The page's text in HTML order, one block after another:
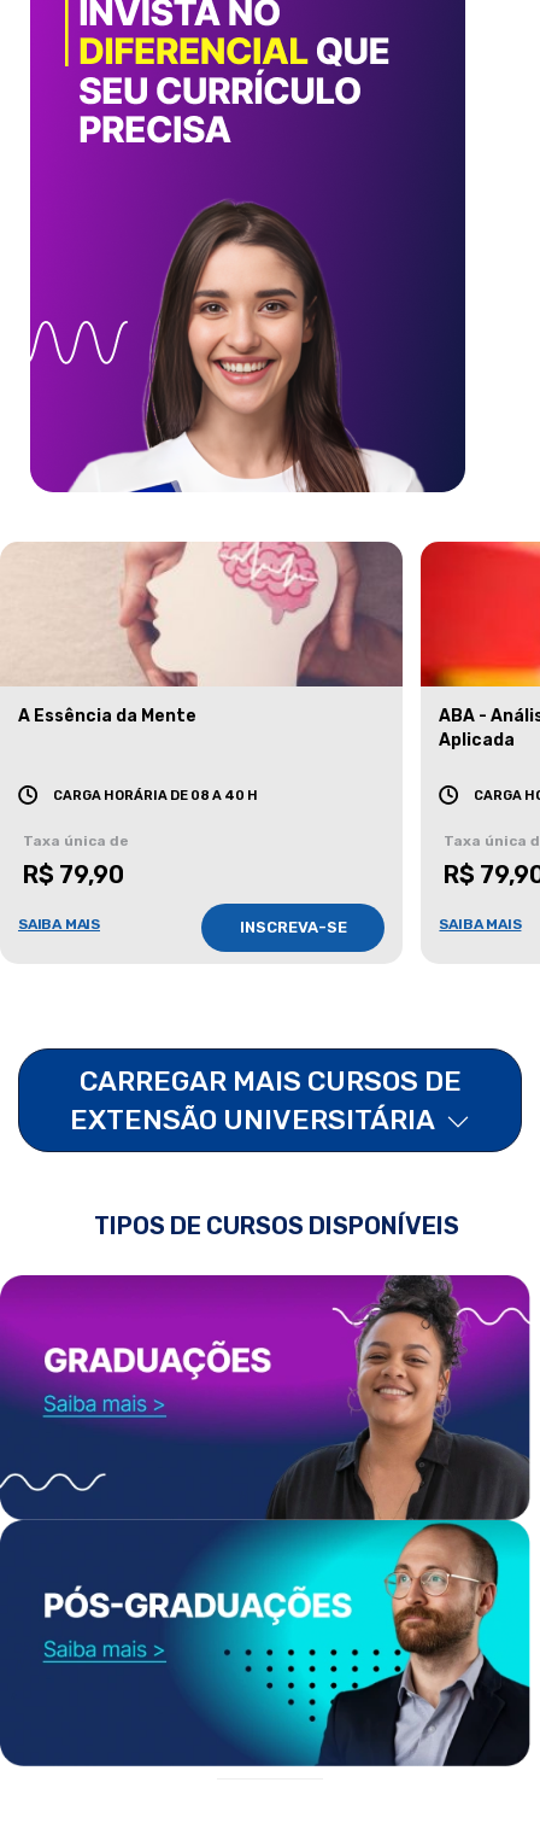
A Essência da Mente
CARGA HORÁRIA DE 08 A 40 H
Taxa única de
R$ 79,90
SAIBA MAIS INSCREVA-SE
ABA -
Aplicada
CARGA
Taxa única
R$
SAIBA MAIS
CARREGAR MAIS CURSOS DE
EXTENSÃO UNIVERSITÁRIA
TIPOS DE CURSOS DISPONÍVEIS